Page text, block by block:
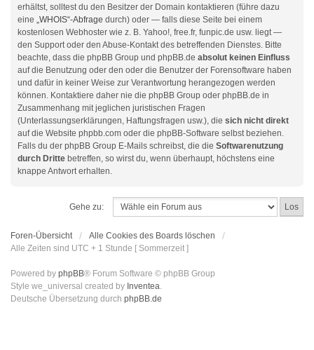
erhältst, solltest du den Besitzer der Domain kontaktieren (führe dazu
eine „WHOIS“-Abfrage durch) oder — falls diese Seite bei einem
kostenlosen Webhoster wie z. B. Yahoo!, free.fr, funpic.de usw. liegt —
den Support oder den Abuse-Kontakt des betreffenden Dienstes. Bitte
beachte, dass die phpBB Group und phpBB.de absolut keinen Einfluss
auf die Benutzung oder den oder die Benutzer der Forensoftware haben
und dafür in keiner Weise zur Verantwortung herangezogen werden
können. Kontaktiere daher nie die phpBB Group oder phpBB.de in
Zusammenhang mit jeglichen juristischen Fragen
(Unterlassungserklärungen, Haftungsfragen usw.), die sich nicht direkt
auf die Website phpbb.com oder die phpBB-Software selbst beziehen.
Falls du der phpBB Group E-Mails schreibst, die die Softwarenutzung
durch Dritte betreffen, so wirst du, wenn überhaupt, höchstens eine
knappe Antwort erhalten.
Gehe zu:
Foren-Übersicht
Alle Cookies des Boards löschen
Alle Zeiten sind UTC + 1 Stunde [ Sommerzeit ]
Powered by phpBB® Forum Software © phpBB Group
Style we_universal created by Inventea.
Deutsche Übersetzung durch phpBB.de